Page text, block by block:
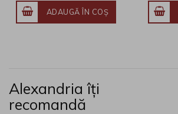
ADAUGĂ ÎN COŞ
Alexandria îți
recomandă